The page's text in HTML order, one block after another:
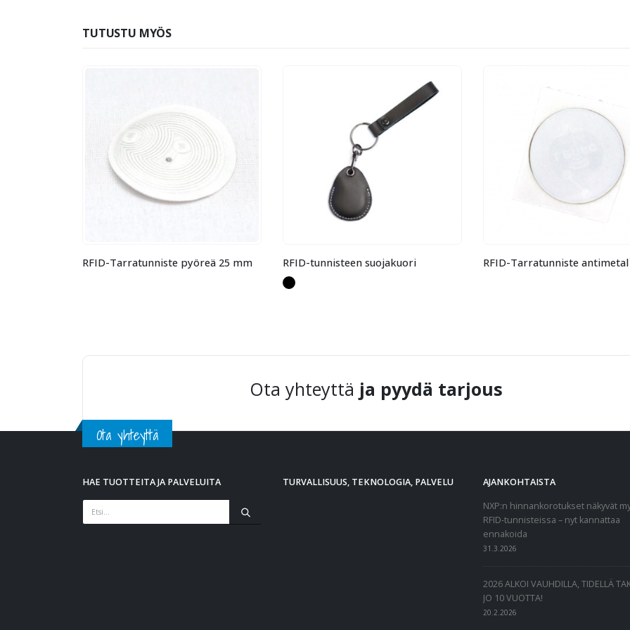
TUTUSTU MYÖS
pyöreä 25 mm RFID-tunnisteen suojakuori RFID-Tarratunniste antimetal pyöreä 25 mm RFID-
Ota yhteyttä ja pyydä tarjous
Ota yhteyttä
HAE TUOTTEITA JA PALVELUITA TURVALLISUUS, TEKNOLOGIA, PALVELU
AJANKOHTAISTA
NXP:n hinnankorotukset näkyvät
RFID-tunnisteissa – nyt kannattaa
ennakoida
31.3.2026
2026 ALKOI VAUHDILLA, TIDELLÄ
JO 10 VUOTTA!
20.2.2026